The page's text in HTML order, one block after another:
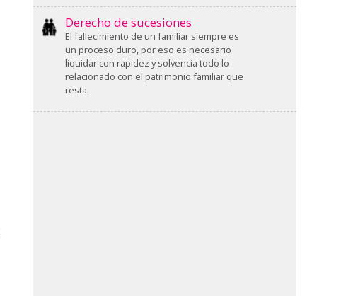
Derecho de sucesiones
El fallecimiento de un familiar siempre es
un proceso duro, por eso es necesario
liquidar con rapidez y solvencia todo lo
relacionado con el patrimonio familiar que
resta.